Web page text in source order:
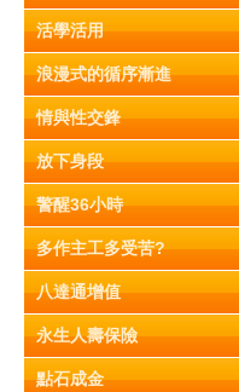
活學活用
浪漫式的循序漸進
情與性交鋒
放下身段
警醒36小時
多作主工多受苦?
八達通增值
永生人壽保險
點石成金